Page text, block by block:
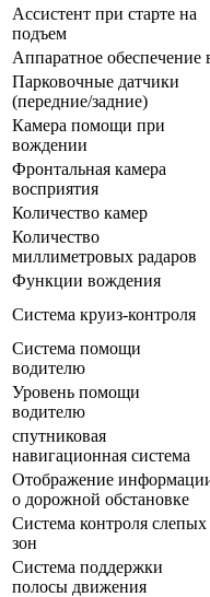
Ассистент при старте на
подъем
Аппаратное обеспечение
Парковочные датчики
(передние/задние)
Камера помощи при
вождении
Фронтальная камера
восприятия
Количество камер
Количество
миллиметровых радаров
Функции вождения
Система круиз-контроля
Система помощи
водителю
Уровень помощи
водителю
спутниковая
навигационная система
Отображение
о дорожной обстановке
Система контроля слепых
зон
Система поддержки
полосы движения